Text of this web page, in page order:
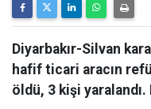
Diyarbakır-Silvan
hafif ticari aracın
öldü, 3 kişi